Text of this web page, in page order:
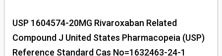
USP 1604574-20MG Rivaroxaban Related
Compound J United States Pharmacopeia (USP)
Reference Standard Cas No=1632463-24-1